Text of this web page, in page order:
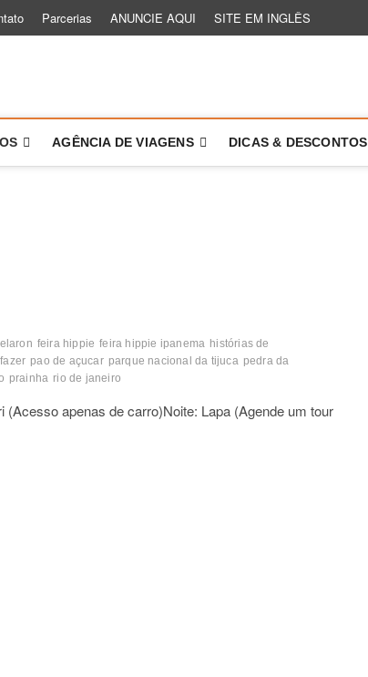
Parcerias ANUNCIE AQUI SITE EM INGLÊS
AGÊNCIA DE VIAGENS DICAS & DESCONTOS
feira hippie feira hippie ipanema histórias de
pao de açucar parque nacional da tijuca pedra da
prainha rio de janeiro
(Acesso apenas de carro)Noite: Lapa (Agende um tour